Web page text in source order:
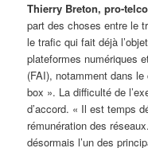
Thierry Breton, pro-
part des choses entre le
le trafic qui fait déjà
plateformes numériques
(FAI), notamment dans
box ». La difficulté de
d’accord. « Il est temps
rémunération des
désormais l’un des